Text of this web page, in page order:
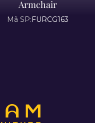
Armchair
Mã SP:FURCG163